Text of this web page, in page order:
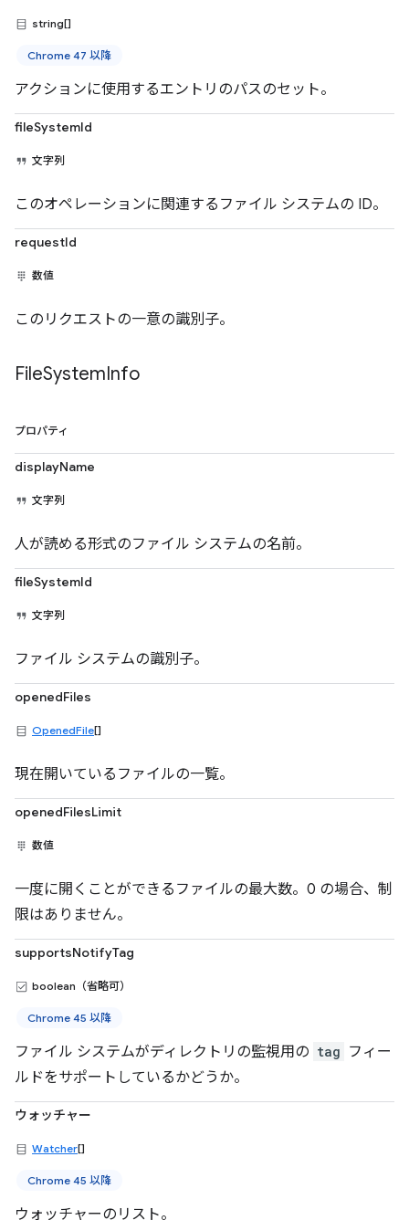
string[]
Chrome 47 以降
アクションに使用するエントリのパスのセット。
fileSystemId
文字列
このオペレーションに関連するファイル システムの ID。
requestId
数値
このリクエストの一意の識別子。
FileSystemInfo
プロパティ
displayName
文字列
人が読める形式のファイル システムの名前。
fileSystemId
文字列
ファイル システムの識別子。
openedFiles
OpenedFile[]
現在開いているファイルの一覧。
openedFilesLimit
数値
一度に開くことができるファイルの最大数。0 の場合、制
限はありません。
supportsNotifyTag
boolean（省略可）
Chrome 45 以降
ファイル システムがディレクトリの監視用の tag フィー
ルドをサポートしているかどうか。
ウォッチャー
Watcher[]
Chrome 45 以降
ウォッチャーのリスト。